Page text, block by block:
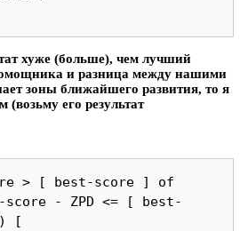
хуже (больше), чем лучший
и разница между нашими
зоны ближайшего развития, то я
(возьму его результат
- ZPD <= [ best-
[